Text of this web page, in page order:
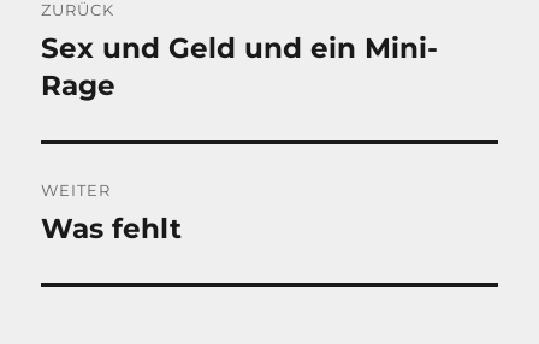
ZURÜCK
Vorheriger
Beitrag:
Sex und Geld und ein Mini-
Rage
WEITER
Nächster
Was fehlt